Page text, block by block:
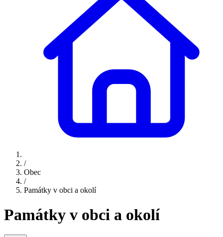
/
Obec
/
Památky v obci a okolí
Památky v obci a okolí